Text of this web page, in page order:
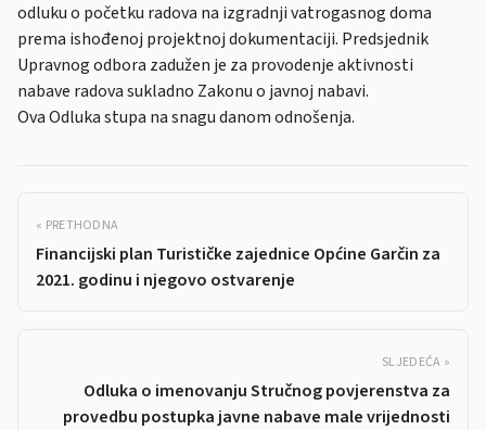
odluku o početku radova na izgradnji vatrogasnog doma
prema ishođenoj projektnoj dokumentaciji. Predsjednik
Upravnog odbora zadužen je za provodenje aktivnosti
nabave radova sukladno Zakonu o javnoj nabavi.
Ova Odluka stupa na snagu danom odnošenja.
« PRETHODNA
Financijski plan Turističke zajednice Općine Garčin za
2021. godinu i njegovo ostvarenje
SLJEDEĆA »
Odluka o imenovanju Stručnog povjerenstva za
provedbu postupka javne nabave male vrijednosti